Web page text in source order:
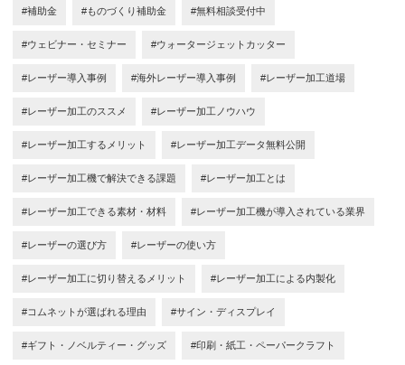
#補助金 #ものづくり補助金 #無料相談受付中
#ウェビナー・セミナー #ウォータージェットカッター
#レーザー導入事例 #海外レーザー導入事例 #レーザー加工道場
#レーザー加工のススメ #レーザー加工ノウハウ
#レーザー加工するメリット #レーザー加工データ無料公開
#レーザー加工機で解決できる課題 #レーザー加工とは
#レーザー加工できる素材・材料 #レーザー加工機が導入されている業界
#レーザーの選び方 #レーザーの使い方
#レーザー加工に切り替えるメリット #レーザー加工による内製化
#コムネットが選ばれる理由 #サイン・ディスプレイ
#ギフト・ノベルティー・グッズ #印刷・紙工・ペーパークラフト